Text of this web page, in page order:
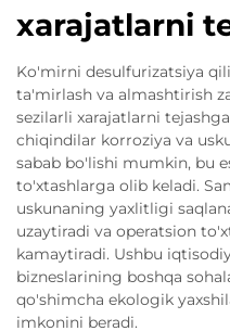
xarajatlarni
Ko'mirni desulfurizatsiya
ta'mirlash va almashtirish
sezilarli xarajatlarni
chiqindilar korroziya va
sabab bo'lishi mumkin, bu
to'xtashlarga olib keladi.
uskunaning yaxlitligi
uzaytiradi va operatsion
kamaytiradi. Ushbu
bizneslarining boshqa
qo'shimcha ekologik
imkonini beradi.